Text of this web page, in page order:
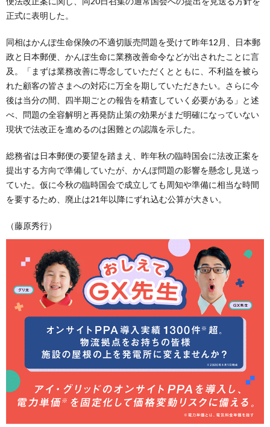
正式に表明した。
同相はかんぽ生命保険の不適切販売問題を受けて昨年12月、日本郵
政と日本郵便、かんぽ生命に業務改善命令などが出されたことに言
及。「まずは業務改善に専念していただくとともに、不利益を被ら
れた顧客の皆さまへの対応に万全を期していただきたい。さらに今
後は当分の間、四半期ごとの報告を精査していく必要がある」と述
べ、問題の全容解明と再発防止策の効果がまだ明確になっていない
現状で法改正を進めるのは困難との認識を示した。
総務省は日本郵便の要望を踏まえ、昨年秋の臨時国会に法改正案を
提出する方向で準備していたが、かんぽ問題の影響を懸念し見送っ
ていた。仮に今秋の臨時国会で成立しても周知や準備に相当な時間
を要するため、廃止は21年以降にずれ込む公算が大きい。
（藤原秀行）